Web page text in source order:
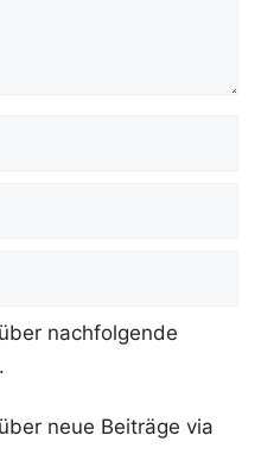
nachfolgende
neue Beiträge via